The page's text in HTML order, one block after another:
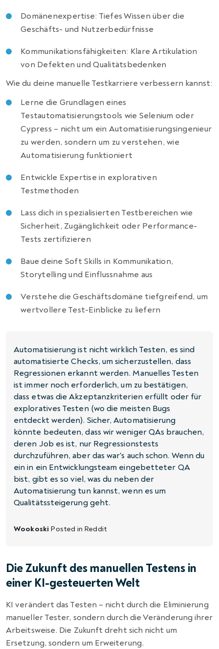
Domänenexpertise: Tiefes Wissen über die
Geschäfts- und Nutzerbedürfnisse
Kommunikationsfähigkeiten: Klare Artikulation
von Defekten und Qualitätsbedenken
Wie du deine manuelle Testkarriere verbessern kannst:
Lerne die Grundlagen eines
Testautomatisierungstools wie Selenium oder
Cypress – nicht um ein Automatisierungsingenieur
zu werden, sondern um zu verstehen, wie
Automatisierung funktioniert
Entwickle Expertise in explorativen
Testmethoden
Lass dich in spezialisierten Testbereichen wie
Sicherheit, Zugänglichkeit oder Performance-
Tests zertifizieren
Baue deine Soft Skills in Kommunikation,
Storytelling und Einflussnahme aus
Verstehe die Geschäftsdomäne tiefgreifend, um
wertvollere Test-Einblicke zu liefern
Automatisierung ist nicht wirklich Testen, es sind
automatisierte Checks, um sicherzustellen, dass
Regressionen erkannt werden. Manuelles Testen
ist immer noch erforderlich, um zu bestätigen,
dass etwas die Akzeptanzkriterien erfüllt oder für
exploratives Testen (wo die meisten Bugs
entdeckt werden). Sicher, Automatisierung
könnte bedeuten, dass wir weniger QAs brauchen,
deren Job es ist, nur Regressionstests
durchzuführen, aber das war's auch schon. Wenn du
ein in ein Entwicklungsteam eingebetteter QA
bist, gibt es so viel, was du neben der
Automatisierung tun kannst, wenn es um
Qualitätssteigerung geht.
Wookoski Posted in Reddit
Die Zukunft des manuellen Testens in
einer KI-gesteuerten Welt
KI verändert das Testen – nicht durch die Eliminierung
manueller Tester, sondern durch die Veränderung ihrer
Arbeitsweise. Die Zukunft dreht sich nicht um
Ersetzung, sondern um Erweiterung.